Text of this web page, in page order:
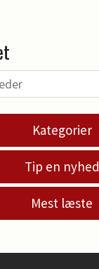
Kategorier
Tip en nyhed
Mest læste